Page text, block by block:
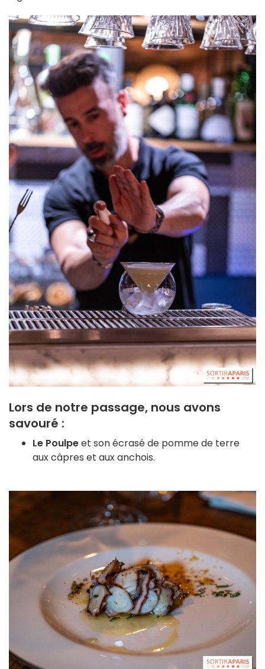
Lors de notre passage, nous avons
savouré :
Le Poulpeet son écrasé de pomme de terre
aux câpres et aux anchois.